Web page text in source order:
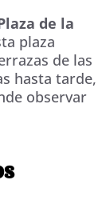
de la
plaza
de las
hasta tarde,
observar